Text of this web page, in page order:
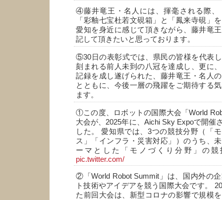
④藤井竜王・名人には、揮毫される際、
「彩釉七宝杜若文硯箱」と「鳳来寺硯」
愛知を身近に感じて頂きながら、藤井竜
記して頂きたいと思っております。
⑤30日の表彰式では、県民の皆様を代表
刻まれる前人未到の八冠を達成し、更に
記録を成し遂げられた、藤井竜王・名人
とともに、今後一層の飛躍をご期待する
ます。
①この度、ロボットの国際大会「World
大会が、2025年に、Aichi Sky Expoで開催
した。 愛知県では、3つの競技分野（「
ス」「インフラ・災害対応」）のうち、
ーマとした「モノづくり分野」の
pic.twitter.com/
②「World Robot Summit」は、国内外の
ト技術やアイデアを競う国際大会です。
た前回大会は、新型コロナの影響で規模